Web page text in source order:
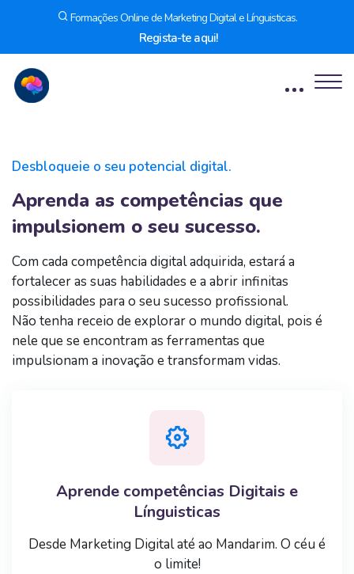
Formações Online de Marketing Digital e Línguisticas.
Regista-te aqui!
Desbloqueie o seu potencial digital.
Aprenda as competências que
impulsionem o seu sucesso.
Com cada competência digital adquirida, estará a
fortalecer as suas habilidades e a abrir infinitas
possibilidades para o seu sucesso profissional.
Não tenha receio de explorar o mundo digital, pois é
nele que se encontram as ferramentas que
impulsionam a inovação e transformam vidas.
Aprende competências Digitais e
Línguisticas
Desde Marketing Digital até ao Mandarim. O céu é
o limite!